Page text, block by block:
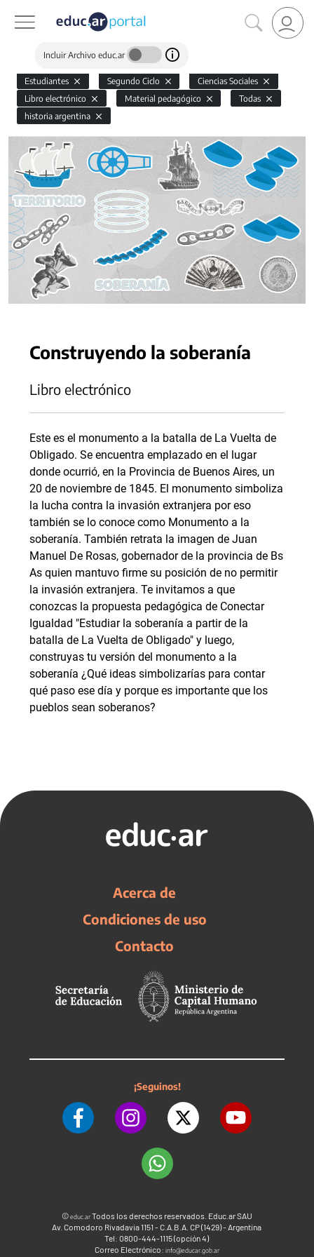
Incluir Archivo educ.ar
Estudiantes Segundo Ciclo
Ciencias Sociales
Libro electrónico
Material pedagógico
Todas
historia argentina
Construyendo la soberanía
Libro electrónico
Este es el monumento a la batalla de La Vuelta de
Obligado. Se encuentra emplazado en el lugar
donde ocurrió, en la Provincia de Buenos Aires, un
20 de noviembre de 1845. El monumento simboliza
la lucha contra la invasión extranjera por eso
también se lo conoce como Monumento a la
soberanía. También retrata la imagen de Juan
Manuel De Rosas, gobernador de la provincia de Bs
As quien mantuvo firme su posición de no permitir
la invasión extranjera. Te invitamos a que
conozcas la propuesta pedagógica de Conectar
Igualdad "Estudiar la soberanía a partir de la
batalla de La Vuelta de Obligado" y luego,
construyas tu versión del monumento a la
soberanía ¿Qué ideas simbolizarías para contar
qué paso ese día y porque es importante que los
pueblos sean soberanos?
Acerca de
Condiciones de uso
Contacto
¡Seguinos!
©educ.arTodos los derechos reservados. Educ.ar SAU
Av. Comodoro Rivadavia 1151 - C.A.B.A. CP (1429) - Argentina
Tel: 0800-444-1115 (opción 4)
Correo Electrónico: info@educar.gob.ar